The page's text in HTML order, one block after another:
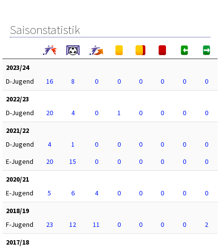
Saisonstatistik
2023/24
D-Jugend
16 8 0 0 0 0 0
0
2022/23
D-Jugend
20 4 0 1 0 0 0
0
2021/22
D-Jugend
4 1 0 0 0 0 0
0
E-Jugend
20 15 0 0 0 0 0
0
2020/21
E-Jugend
5 6 4 0 0 0 0
0
2018/19
F-Jugend
23 12 11 0 0 0 0
2
2017/18